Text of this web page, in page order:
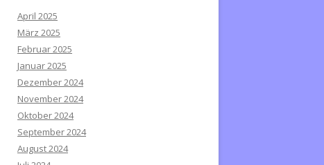
April 2025
März 2025
Februar 2025
Januar 2025
Dezember 2024
November 2024
Oktober 2024
September 2024
August 2024